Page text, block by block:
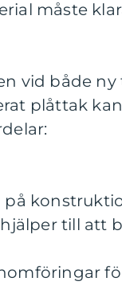
måste
vid både
plåttak
på
till att